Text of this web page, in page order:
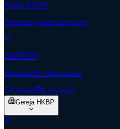
Radio HKBP
Streaming siaran langsung
HKBP TV
Khotbah & video rohani
Donasi Kolportase
Gereja HKBP